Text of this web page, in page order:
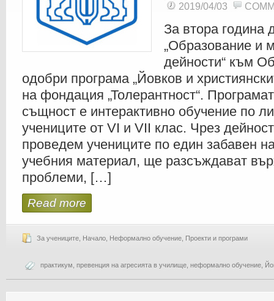
2019/04/03
За втора година
„Образование и
дейности“ към
одобри програма „Йовков и
на фондация „Толерантност“.
същност е интерактивно обучение по
учениците от VI и VII клас. Чрез
проведем учениците по един забавен
учебния материал, ще разсъждават
проблеми, […]
Read more
За учениците Начало Неформално обучение Проекти и програми
практикум превенция на агресията в училище неформално обучение